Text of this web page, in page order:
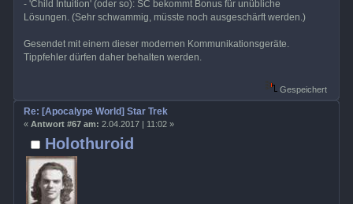
- 'Child Intuition' (oder so): SC bekommt Bonus für unübliche
Lösungen. (Sehr schwammig, müsste noch ausgeschärft werden.)
Gesendet mit einem dieser modernen Kommunikationsgeräte.
Tippfehler dürfen daher behalten werden.
Gespeichert
Holothuroid
Re: [Apocalype World] Star Trek
« Antwort #67 am: 2.04.2017 | 11:02 »